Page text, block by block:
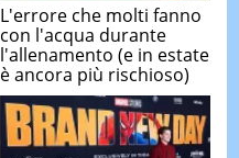
L'errore che molti fanno
con l'acqua durante
l'allenamento (e in estate
è ancora più rischioso)